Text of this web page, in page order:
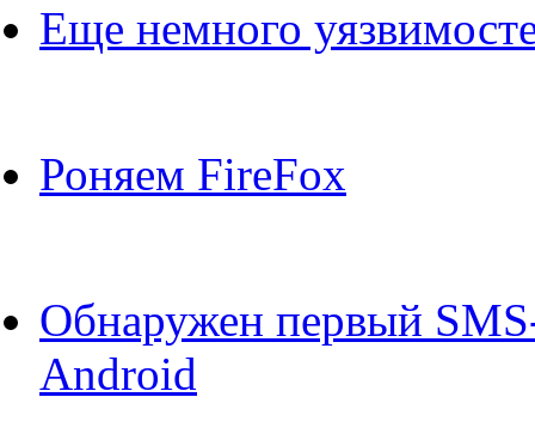
Еще немного
Роняем FireFox
Обнаружен первый
Android